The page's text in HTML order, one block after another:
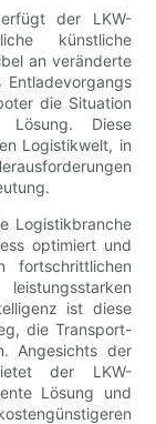
der LKW-
künstliche
an veränderte
die Situation
Diese
Logistikwelt, in
Logistikbranche
optimiert und
fortschrittlichen
ist diese
die Transport-
Angesichts der
der LKW-
Lösung und